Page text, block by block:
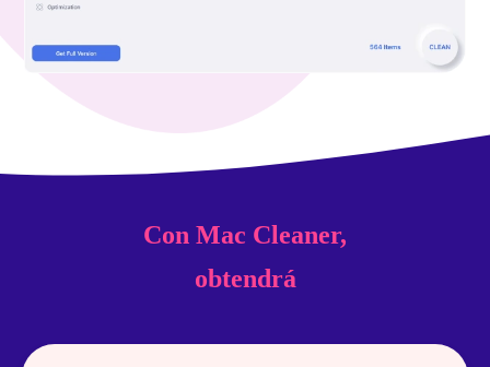
Con Mac Cleaner,
obtendrá